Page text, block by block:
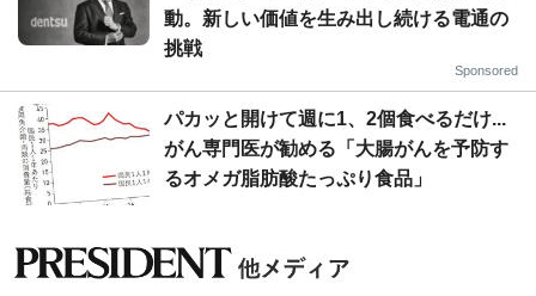
動。新しい価値を生み出し続ける電通の
挑戦
Sponsored
パカッと開けて週に1、2個食べるだけ...
がん専門医が勧める「大腸がんを予防す
るオメガ脂肪酸たっぷり食品」